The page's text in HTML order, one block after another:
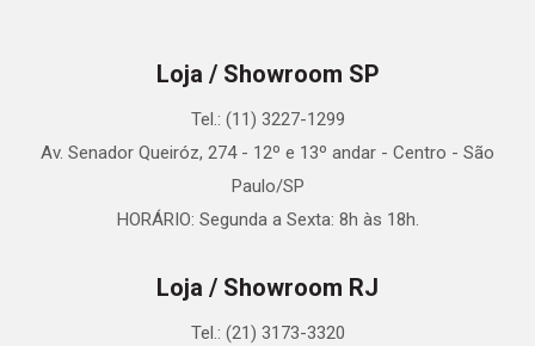
Loja / Showroom SP
Tel.: (11) 3227-1299
Av. Senador Queiróz, 274 - 12º e 13º andar - Centro - São
Paulo/SP
HORÁRIO: Segunda a Sexta: 8h às 18h.
Loja / Showroom RJ
Tel.: (21) 3173-3320